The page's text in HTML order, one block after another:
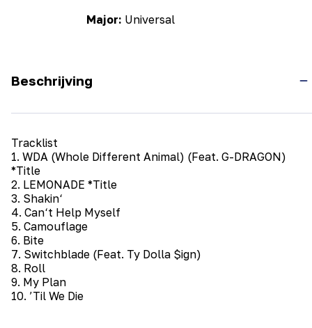
Major: Universal
Beschrijving
Tracklist
1. WDA (Whole Different Animal) (Feat. G-DRAGON)
*Title
2. LEMONADE *Title
3. Shakin‘
4. Can‘t Help Myself
5. Camouflage
6. Bite
7. Switchblade (Feat. Ty Dolla $ign)
8. Roll
9. My Plan
10. ’Til We Die